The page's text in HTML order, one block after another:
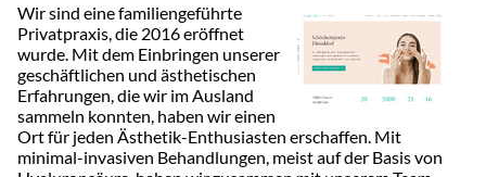
Wir sind eine familiengeführte
Privatpraxis, die 2016 eröffnet
wurde. Mit dem Einbringen unserer
geschäftlichen und ästhetischen
Erfahrungen, die wir im Ausland
sammeln konnten, haben wir einen
Ort für jeden Ästhetik-Enthusiasten erschaffen. Mit
minimal-invasiven Behandlungen, meist auf der Basis von